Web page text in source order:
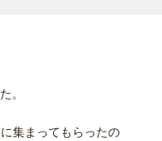
。
集まってもらったの